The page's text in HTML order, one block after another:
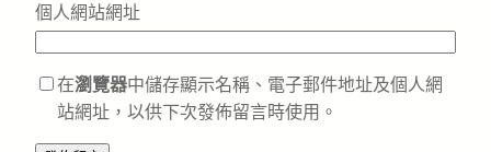
個人網站網址
在瀏覽器中儲存顯示名稱、電子郵件地址及個人網
站網址，以供下次發佈留言時使用。